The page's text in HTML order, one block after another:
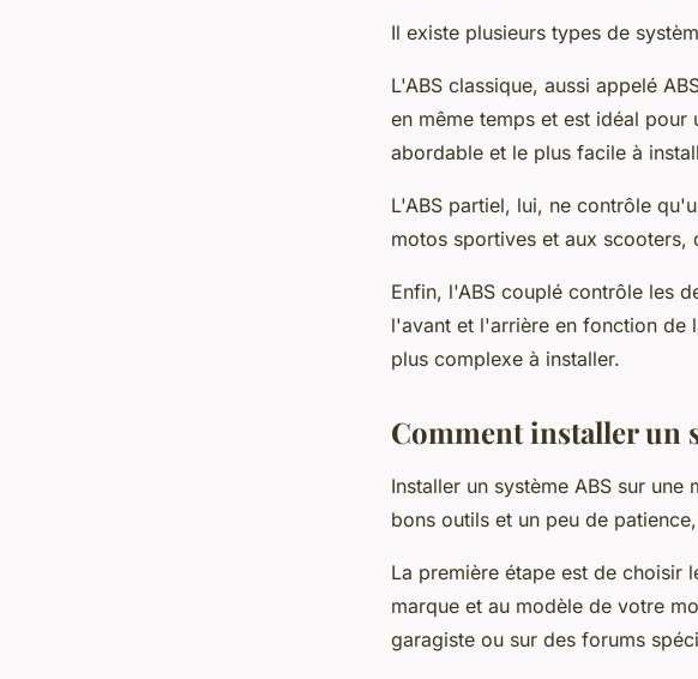
Il existe plusieurs types de
L'ABS classique, aussi appelé
en même temps et est idéal
abordable et le plus facile à
L'ABS partiel, lui, ne contrôle
motos sportives et aux scooters,
Enfin, l'ABS couplé contrôle les
l'avant et l'arrière en fonction de
plus complexe à installer.
Comment installer un
Installer un système ABS sur
bons outils et un peu de
La première étape est de choisir
marque et au modèle de votre
garagiste ou sur des forums